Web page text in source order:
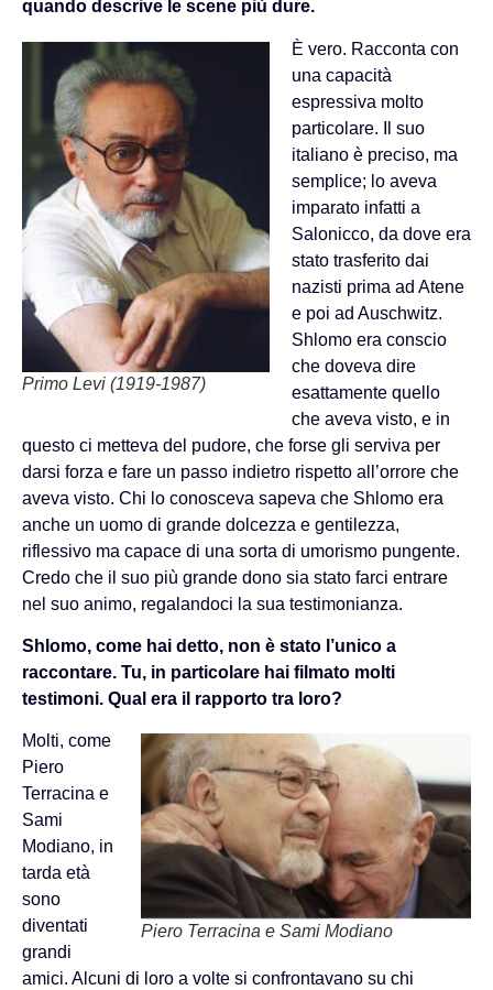
quando descrive le scene più dure.
Primo Levi (1919-1987)
È vero. Racconta con
una capacità
espressiva molto
particolare. Il suo
italiano è preciso, ma
semplice; lo aveva
imparato infatti a
Salonicco, da dove era
stato trasferito dai
nazisti prima ad Atene
e poi ad Auschwitz.
Shlomo era conscio
che doveva dire
esattamente quello
che aveva visto, e in
questo ci metteva del pudore, che forse gli serviva per
darsi forza e fare un passo indietro rispetto all’orrore che
aveva visto. Chi lo conosceva sapeva che Shlomo era
anche un uomo di grande dolcezza e gentilezza,
riflessivo ma capace di una sorta di umorismo pungente.
Credo che il suo più grande dono sia stato farci entrare
nel suo animo, regalandoci la sua testimonianza.
Shlomo, come hai detto, non è stato l’unico a
raccontare. Tu, in particolare hai filmato molti
testimoni. Qual era il rapporto tra loro?
Piero Terracina e Sami Modiano
Molti, come
Piero
Terracina e
Sami
Modiano, in
tarda età
sono
diventati
grandi
amici. Alcuni di loro a volte si confrontavano su chi